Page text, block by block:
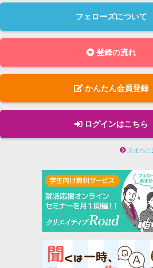
フェローズについて
登録の流れ
かんたん会員登録
ログインはこちら
マイペー